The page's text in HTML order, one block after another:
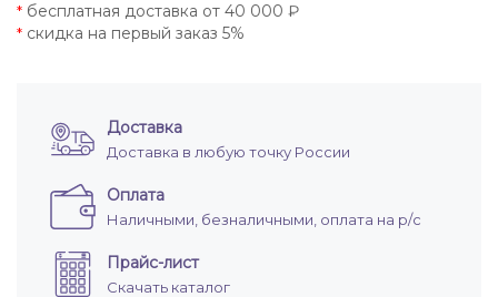
* бесплатная доставка от 40 000 ₽
* скидка на первый заказ 5%
Доставка
Доставка в любую точку России
Оплата
Наличными, безналичными, оплата на р/с
Прайс-лист
Скачать каталог